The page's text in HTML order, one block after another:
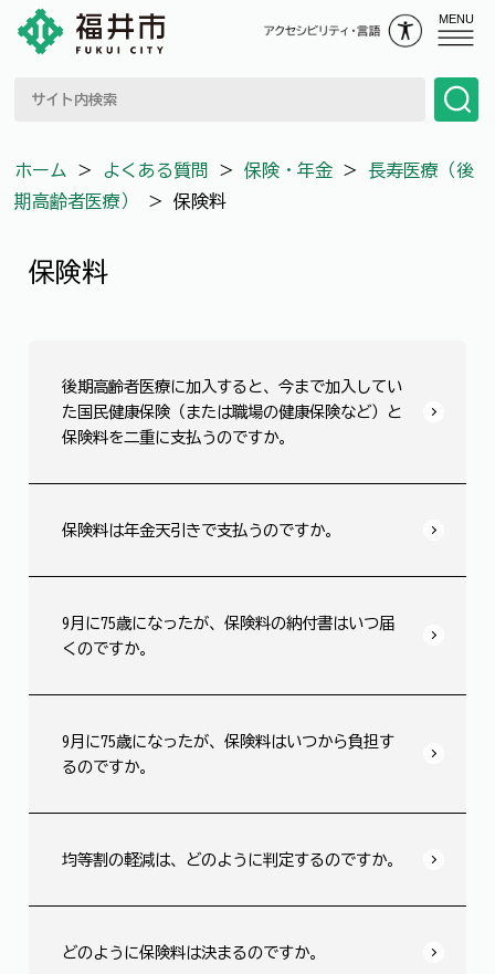
MENU
ホーム ＞ よくある質問 ＞ 保険・年金 ＞ 長寿医療（後
期高齢者医療）
＞ 保険料
保険料
後期高齢者医療に加入すると、今まで加入してい
た国民健康保険（または職場の健康保険など）と
保険料を二重に支払うのですか。
保険料は年金天引きで支払うのですか。
9月に75歳になったが、保険料の納付書はいつ届
くのですか。
9月に75歳になったが、保険料はいつから負担す
るのですか。
均等割の軽減は、どのように判定するのですか。
どのように保険料は決まるのですか。